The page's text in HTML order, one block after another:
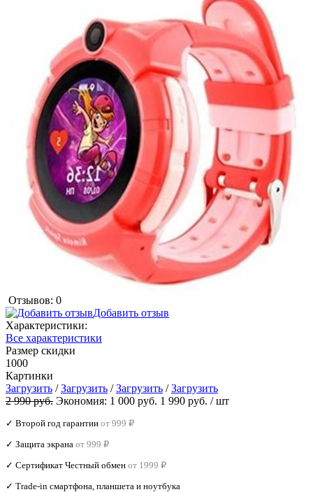
Отзывов: 0
Добавить отзыв
Характеристики:
Все характеристики
Размер скидки
1000
Картинки
Загрузить /Загрузить /Загрузить /Загрузить
2 990 руб. Экономия: 1 000 руб. 1 990 руб. / шт
✓ Второй год гарантии от 999 ₽
✓ Защита экрана от 999 ₽
✓ Сертификат Честный обмен от 1999 ₽
✓ Trade‑in смартфона, планшета и ноутбука